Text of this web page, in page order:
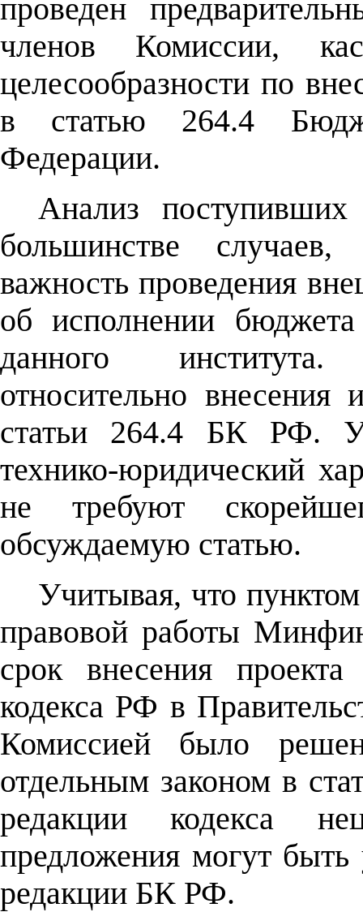
проведен
членов Комиссии,
целесообразности по
в статью 264.4
Федерации.
Анализ
большинстве
важность проведения
об исполнении
данного
относительно
статьи 264.4 БК РФ.
технико-юридический
не требуют
обсуждаемую статью.
Учитывая, что
правовой работы
срок внесения
кодекса РФ в
Комиссией было
отдельным законом в
редакции кодекса
предложения могут
редакции БК РФ.